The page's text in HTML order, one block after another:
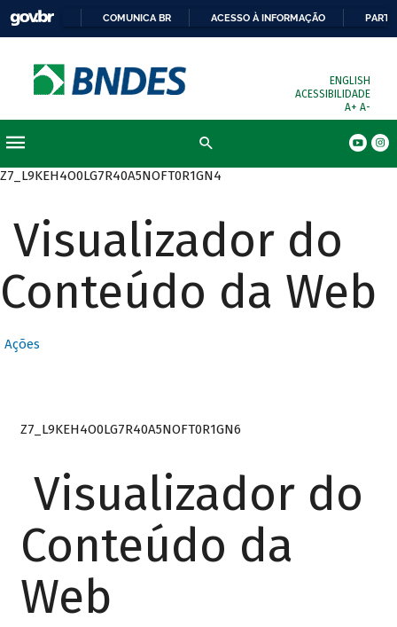
COMUNICA BR ACESSO À INFORMAÇÃO
ENGLISH
ACESSIBILIDADE
A+ A-
Z7_L9KEH4O0LG7R40A5NOFT0R1GN4
Visualizador do
Conteúdo da Web
Ações
Z7_L9KEH4O0LG7R40A5NOFT0R1GN6
Visualizador do
Conteúdo da
Web